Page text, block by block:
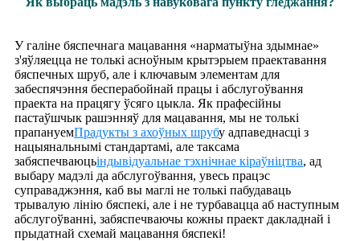
У галіне бяспечнага мацавання «нарматыўна здымнае»
з'яўляецца не толькі асноўным крытэрыем праектавання
бяспечных шруб, але і ключавым элементам для
забеспячэння бесперабойнай працы і абслугоўвання
праекта на працягу ўсяго цыкла. Як прафесійны
пастаўшчык рашэнняў для мацавання, мы не толькі
прапануемПрадукты з ахоўных шрубу адпаведнасці з
нацыянальнымі стандартамі, але таксама
забяспечваюцьіндывідуальнае тэхнічнае кіраўніцтва, ад
выбару мадэлі да абслугоўвання, увесь працэс
суправаджэння, каб вы маглі не толькі пабудаваць
трывалую лінію бяспекі, але і не турбавацца аб наступным
абслугоўванні, забяспечваючы кожны праект дакладнай і
прыдатнай схемай мацавання бяспекі!